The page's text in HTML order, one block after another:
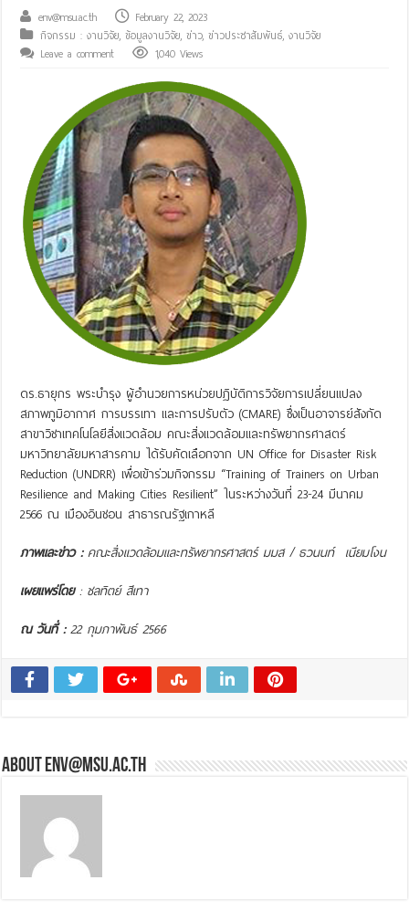
env@msu.ac.th
February 22, 2023
กิจกรรม : งานวิจัย,ข้อมูลงานวิจัย,ข่าว,ข่าวประชาสัมพันธ์,งานวิจัย
Leave a comment
1,040 Views
ดร.ธายุกร พระบำรุง ผู้อำนวยการหน่วยปฏิบัติการวิจัยการเปลี่ยนแปลง
สภาพภูมิอากาศ การบรรเทา และการปรับตัว (CMARE) ซึ่งเป็นอาจารย์สังกัด
สาขาวิชาเทคโนโลยีสิ่งแวดล้อม คณะสิ่งแวดล้อมและทรัพยากรศาสตร์
มหาวิทยาลัยมหาสารคาม ได้รับคัดเลือกจาก UN Office for Disaster Risk
Reduction (UNDRR) เพื่อเข้าร่วมกิจกรรม “Training of Trainers on Urban
Resilience and Making Cities Resilient” ในระหว่างวันที่ 23-24 มีนาคม
2566 ณ เมืองอินชอน สาธารณรัฐเกาหลี
ภาพและข่าว :คณะสิ่งแวดล้อมและทรัพยากรศาสตร์ มมส / ธวนนท์ เนียมโงน
เผยแพร่โดย: ชลทิตย์ สีเทา
ณ วันที่ :22 กุมภาพันธ์ 2566
About env@msu.ac.th